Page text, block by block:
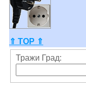
⇑ TOP ⇑
Тражи Град: